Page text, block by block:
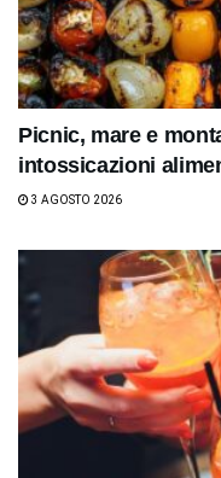
Picnic, mare e
intossicazioni
3 AGOSTO 2026